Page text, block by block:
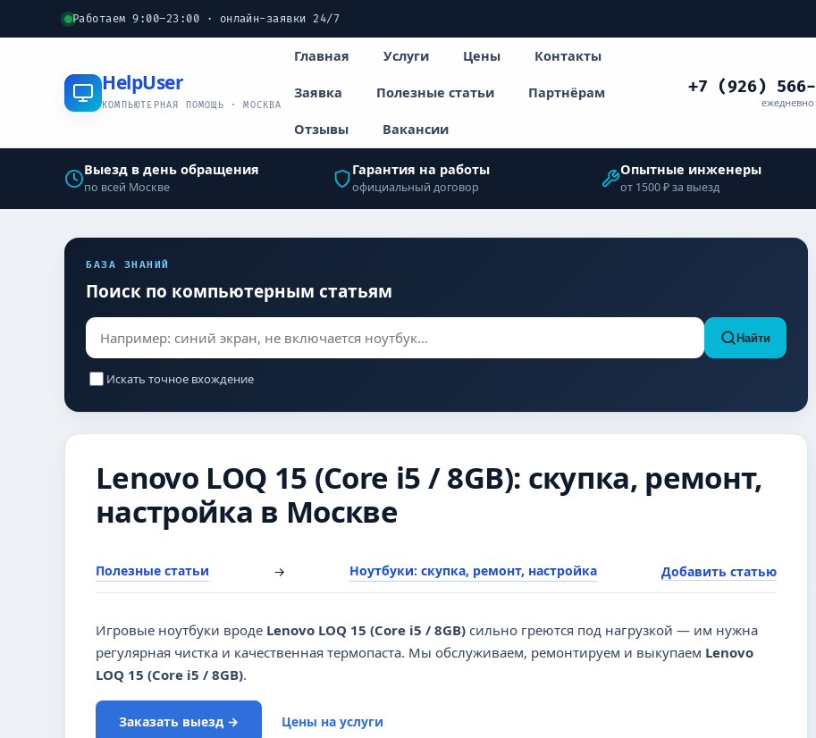
Работаем 9:00–23:00 · онлайн-заявки 24/7
HelpUser
КОМПЬЮТЕРНАЯ ПОМОЩЬ · МОСКВА
Главная Услуги Цены Контакты
Заявка Полезные статьи Партнёрам
Отзывы Вакансии
+7 (926)
ежедневно
Выезд в день обращения
по всей Москве
Гарантия на работы
официальный договор
Опытные инженеры
от 1500 ₽ за выезд
БАЗА ЗНАНИЙ
Поиск по компьютерным статьям
Найти
Искать точное вхождение
Lenovo LOQ 15 (Core i5 / 8GB): скупка, ремонт,
настройка в Москве
Полезные статьи → Ноутбуки: скупка, ремонт, настройка Добавить статью
Игровые ноутбуки вроде Lenovo LOQ 15 (Core i5 / 8GB) сильно греются под нагрузкой — им нужна
регулярная чистка и качественная термопаста. Мы обслуживаем, ремонтируем и выкупаем Lenovo
LOQ 15 (Core i5 / 8GB).
Заказать выезд → Цены на услуги